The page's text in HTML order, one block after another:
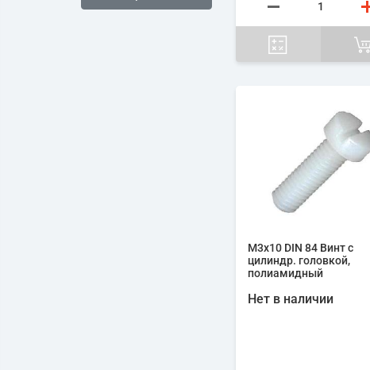
М3х10 DIN 84 Винт с
цилиндр. головкой,
полиамидный
Нет в наличии